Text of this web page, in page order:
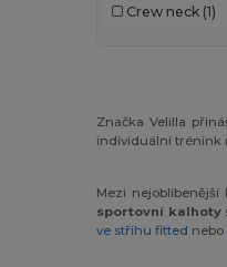
Malfini (4)
Malfini
Proact (97)
Crew neck (1)
Značka Velilla
individuální trénink
Mezi nejoblíbenější
sportovní kalhoty
ve střihu fitted nebo